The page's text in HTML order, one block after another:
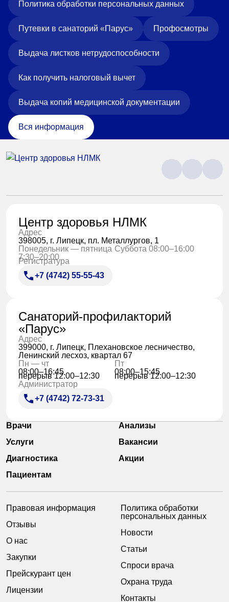
Политика обработки персональных данных
Путевки в санаторий «Парус» Профосмотры
Выдача листков нетрудоспособности
Как получить налоговый вычет
Выдача копий медицинской документации
Вся информация
Центр здоровья НЛМК
Адрес
398005, г. Липецк, пл. Металлургов, 1
Понедельник — пятница
7:30–20:00
Суббота 08:00–16:00
Регистратура
+7 (4742) 55-55-43
Санаторий-профилакторий
«Парус»
Адрес
399000, г. Липецк, Плехановское лесничество,
Ленинский лесхоз, квартал 67
Пн — чт
08:00–16:45
перерыв 12:00–12:30
Пт
08:00–15:45
перерыв 12:00–12:30
Администратор
+7 (4742) 72-73-31
Врачи
Анализы
Услуги
Вакансии
Диагностика
Акции
Пациентам
Правовая информация
Отзывы
О нас
Закупки
Прейскурант цен
Лицензии
Политика обработки
персональных данных
Новости
Статьи
Спроси врача
Охрана труда
Контакты